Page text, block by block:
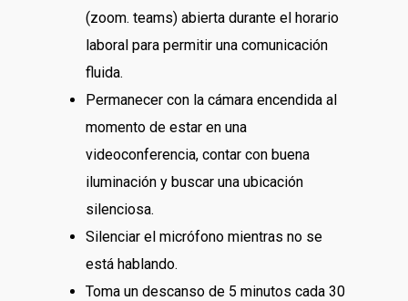
(zoom. teams) abierta durante el horario
laboral para permitir una comunicación
fluida.
Permanecer con la cámara encendida al
momento de estar en una
videoconferencia, contar con buena
iluminación y buscar una ubicación
silenciosa.
Silenciar el micrófono mientras no se
está hablando.
Toma un descanso de 5 minutos cada 30